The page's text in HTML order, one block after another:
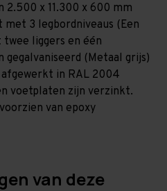
2.500 x 11.300 x 600 mm
3 legbordniveaus (Een
liggers en één
gegalvaniseerd (Metaal grijs)
in RAL 2004
voetplaten zijn verzinkt.
van epoxy
van deze